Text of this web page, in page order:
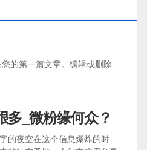
的第一篇文章。编辑或删除
多_微粉缘何众？
的夜空在这个信息爆炸的时